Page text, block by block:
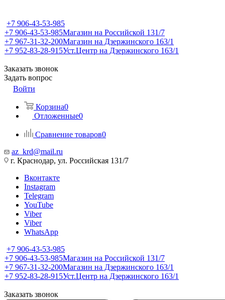
+7 906-43-53-985
+7 906-43-53-985Магазин на Российской 131/7
+7 967-31-32-200Магазин на Дзержинского 163/1
+7 952-83-28-915Уст.Центр на Дзержинского 163/1
Заказать звонок
Задать вопрос
Войти
Корзина0
Отложенные0
Сравнение товаров0
az_krd@mail.ru
г. Краснодар, ул. Российская 131/7
Вконтакте
Instagram
Telegram
YouTube
Viber
Viber
WhatsApp
+7 906-43-53-985
+7 906-43-53-985Магазин на Российской 131/7
+7 967-31-32-200Магазин на Дзержинского 163/1
+7 952-83-28-915Уст.Центр на Дзержинского 163/1
Заказать звонок